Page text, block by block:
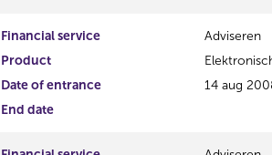
Financial service
Adviseren
Product
Date of entrance
14 aug
End date